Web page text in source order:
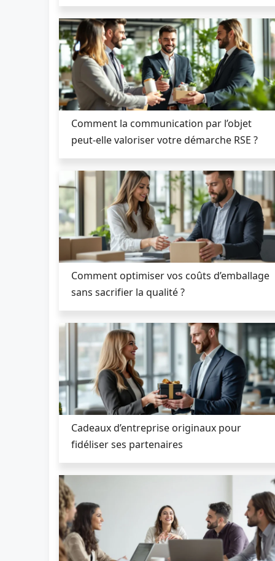
Comment la communication par l’objet
peut-elle valoriser votre démarche RSE ?
Comment optimiser vos coûts d’emballage
sans sacrifier la qualité ?
Cadeaux d’entreprise originaux pour
fidéliser ses partenaires